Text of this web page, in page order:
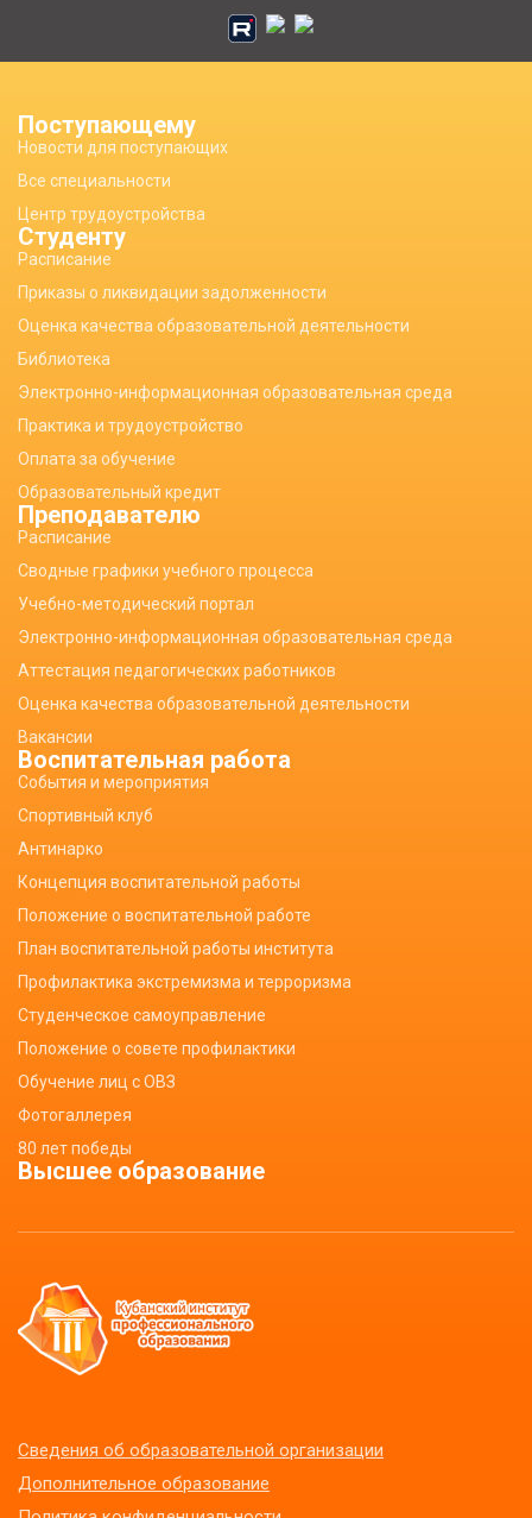
Поступающему
Новости для поступающих
Все специальности
Центр трудоустройства
Студенту
Расписание
Приказы о ликвидации задолженности
Оценка качества образовательной деятельности
Библиотека
Электронно-информационная образовательная среда
Практика и трудоустройство
Оплата за обучение
Образовательный кредит
Преподавателю
Расписание
Сводные графики учебного процесса
Учебно-методический портал
Электронно-информационная образовательная среда
Аттестация педагогических работников
Оценка качества образовательной деятельности
Вакансии
Воспитательная работа
События и мероприятия
Спортивный клуб
Антинарко
Концепция воспитательной работы
Положение о воспитательной работе
План воспитательной работы института
Профилактика экстремизма и терроризма
Студенческое самоуправление
Положение о совете профилактики
Обучение лиц с ОВЗ
Фотогаллерея
80 лет победы
Высшее образование
Сведения об образовательной организации
Дополнительное образование